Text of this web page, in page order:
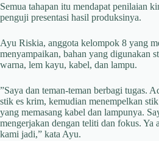
Semua tahapan itu mendapat penilaian
penguji presentasi hasil produksinya.
Ayu Riskia, anggota kelompok 8 yang
menyampaikan, bahan yang digunakan
warna, lem kayu, kabel, dan lampu.
”Saya dan teman-teman berbagi tugas.
stik es krim, kemudian menempelkan
yang memasang kabel dan lampunya.
mengerjakan dengan teliti dan fokus. Ya
kami jadi,” kata Ayu.